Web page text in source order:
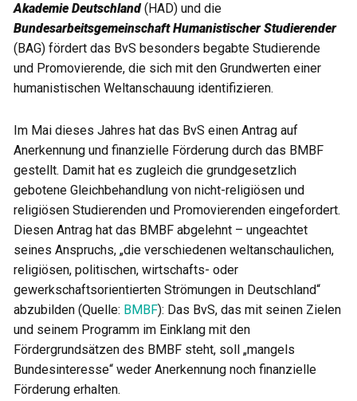
Akademie Deutschland(HAD) und die
Bundesarbeitsgemeinschaft Humanistischer Studierender
(BAG) fördert das BvS besonders begabte Studierende
und Promovierende, die sich mit den Grundwerten einer
humanistischen Weltanschauung identifizieren.
Im Mai dieses Jahres hat das BvS einen Antrag auf
Anerkennung und finanzielle Förderung durch das BMBF
gestellt. Damit hat es zugleich die grundgesetzlich
gebotene Gleichbehandlung von nicht-religiösen und
religiösen Studierenden und Promovierenden eingefordert.
Diesen Antrag hat das BMBF abgelehnt – ungeachtet
seines Anspruchs, „die verschiedenen weltanschaulichen,
religiösen, politischen, wirtschafts- oder
gewerkschaftsorientierten Strömungen in Deutschland“
abzubilden (Quelle: BMBF): Das BvS, das mit seinen Zielen
und seinem Programm im Einklang mit den
Fördergrundsätzen des BMBF steht, soll „mangels
Bundesinteresse“ weder Anerkennung noch finanzielle
Förderung erhalten.